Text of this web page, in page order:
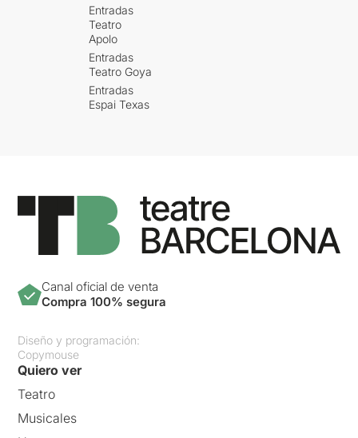
Entradas
Teatro
Apolo
Entradas
Teatro Goya
Entradas
Espai Texas
Canal oficial de venta
Compra 100% segura
Diseño y programación:
Copymouse
Quiero ver
Teatro
Musicales